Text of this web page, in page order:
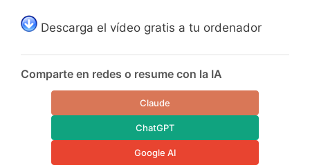
Descarga el vídeo gratis a tu ordenador
Comparte en redes o resume con la IA
Claude
ChatGPT
Google AI